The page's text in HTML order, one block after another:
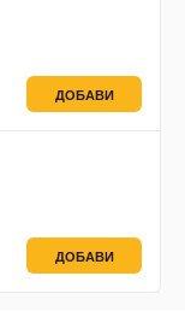
ДОБАВИ
ДОБАВИ